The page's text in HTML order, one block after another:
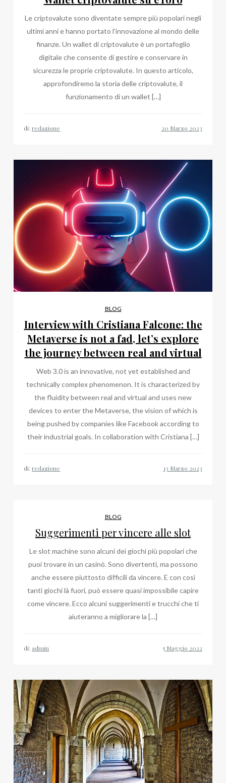
Le criptovalute sono diventate sempre più popolari negli
ultimi anni e hanno portato l’innovazione al mondo delle
finanze. Un wallet di criptovalute è un portafoglio
digitale che consente di gestire e conservare in
sicurezza le proprie criptovalute. In questo articolo,
approfondiremo la storia delle criptovalute, il
funzionamento di un wallet […]
di:redazione
BLOG
Interview with Cristiana Falcone: the
Metaverse is not a fad, let’s explore
the journey between real and virtual
Web 3.0 is an innovative, not yet established and
technically complex phenomenon. It is characterized by
the fluidity between real and virtual and uses new
devices to enter the Metaverse, the vision of which is
being pushed by companies like Facebook according to
their industrial goals. In collaboration with Cristiana […]
di:redazione
BLOG
Suggerimenti per vincere alle slot
Le slot machine sono alcuni dei giochi più popolari che
puoi trovare in un casinò. Sono divertenti, ma possono
anche essere piuttosto difficili da vincere. E con così
tanti giochi là fuori, può essere quasi impossibile capire
come vincere. Ecco alcuni suggerimenti e trucchi che ti
aiuteranno a migliorare la […]
di: admin